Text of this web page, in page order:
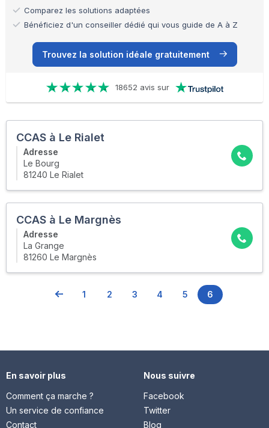
Comparez les solutions adaptées
Bénéficiez d'un conseiller dédié qui vous guide de A à Z
Trouvez la solution idéale gratuitement
18652 avis sur
CCAS à Le Rialet
Adresse
Le Bourg
81240 Le Rialet
CCAS à Le Margnès
Adresse
La Grange
81260 Le Margnès
1 2 3 4 5 6
En savoir plus
Comment ça marche ?
Un service de confiance
Contact
Nous suivre
Facebook
Twitter
Blog